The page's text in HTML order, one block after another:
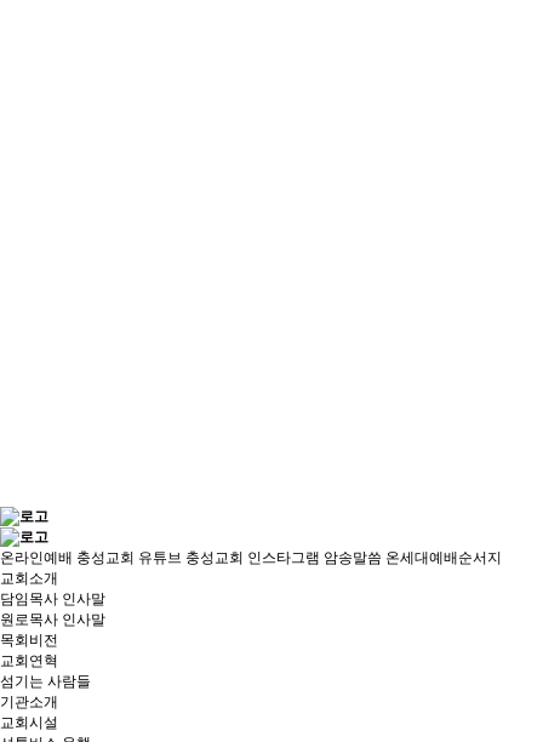
온라인예배 충성교회 유튜브 충성교회 인스타그램 암송말씀 온세대예배순서지
교회소개
담임목사 인사말
원로목사 인사말
목회비전
교회연혁
섬기는 사람들
기관소개
교회시설